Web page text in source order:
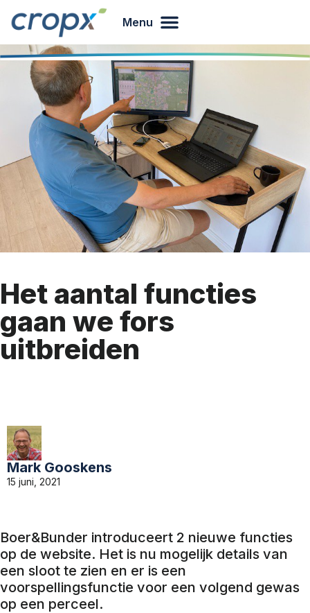
Menu
Het aantal functies
gaan we fors
uitbreiden
Mark Gooskens
15 juni, 2021
Boer&Bunder introduceert 2 nieuwe functies
op de website. Het is nu mogelijk details van
een sloot te zien en er is een
voorspellingsfunctie voor een volgend gewas
op een perceel.